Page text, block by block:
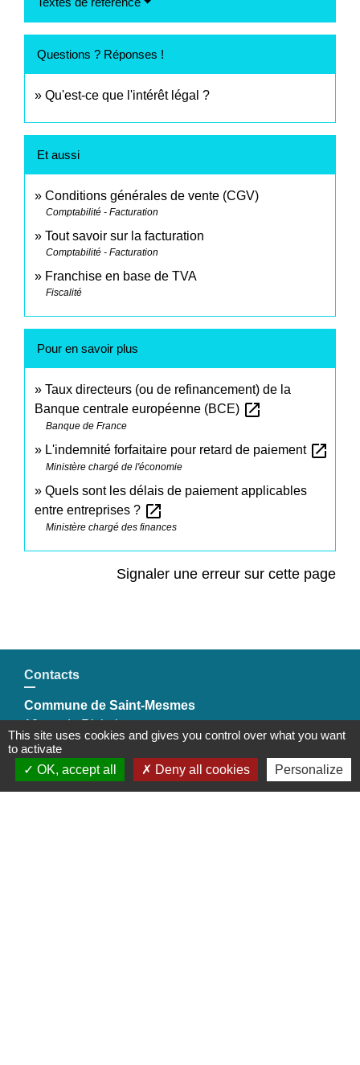
Questions ? Réponses !
Qu'est-ce que l'intérêt légal ?
Et aussi
Conditions générales de vente (CGV)
Comptabilité - Facturation
Tout savoir sur la facturation
Comptabilité - Facturation
Franchise en base de TVA
Fiscalité
Pour en savoir plus
Taux directeurs (ou de refinancement) de la
Banque centrale européenne (BCE) open_in_new
Banque de France
L'indemnité forfaitaire pour retard de paiement open_in_new
Ministère chargé de l'économie
Quels sont les délais de paiement applicables
entre entreprises ? open_in_new
Ministère chargé des finances
Signaler une erreur sur cette page
Contacts
Commune de Saint-Mesmes
12 rue de Richebourg
77410 Saint-Mesmes - FRANCE
+33 1 60 26 24 20
This site uses cookies and gives you control over what you want
to activate
OK, accept all
Deny all cookies Personalize